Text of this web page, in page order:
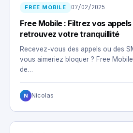
FREE MOBILE 07/02/2025
Free Mobile : Filtrez vos
retrouvez votre tranquillité
Recevez-vous des appels ou des
vous aimeriez bloquer ? Free
de…
N Nicolas